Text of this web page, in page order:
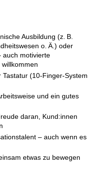
Ausbildung (z. B.
o. Ä.) oder
auch motivierte
(10‑Finger-System
und ein gutes
daran, Kund:innen
– auch wenn es
etwas zu bewegen